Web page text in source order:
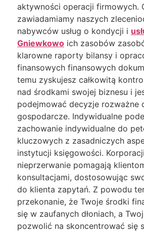
aktywności operacji firmowych.
zawiadamiamy naszych
nabywców usług o kondycji i
Gniewkowo ich zasobów
klarowne raporty bilansy i
finansowych finansowych
temu zyskujesz całkowitą
nad środkami swojej biznesu i
podejmować decyzje rozważne
gospodarcze. Indywidualne
zachowanie indywidualne do
kluczowych z zasadniczych
instytucji księgowości.
nieprzerwanie pomagają
konsultacjami, dostosowując
do klienta zapytań. Z powodu
przekonanie, że Twoje środki
się w zaufanych dłoniach, a
pozwolić na skoncentrować się